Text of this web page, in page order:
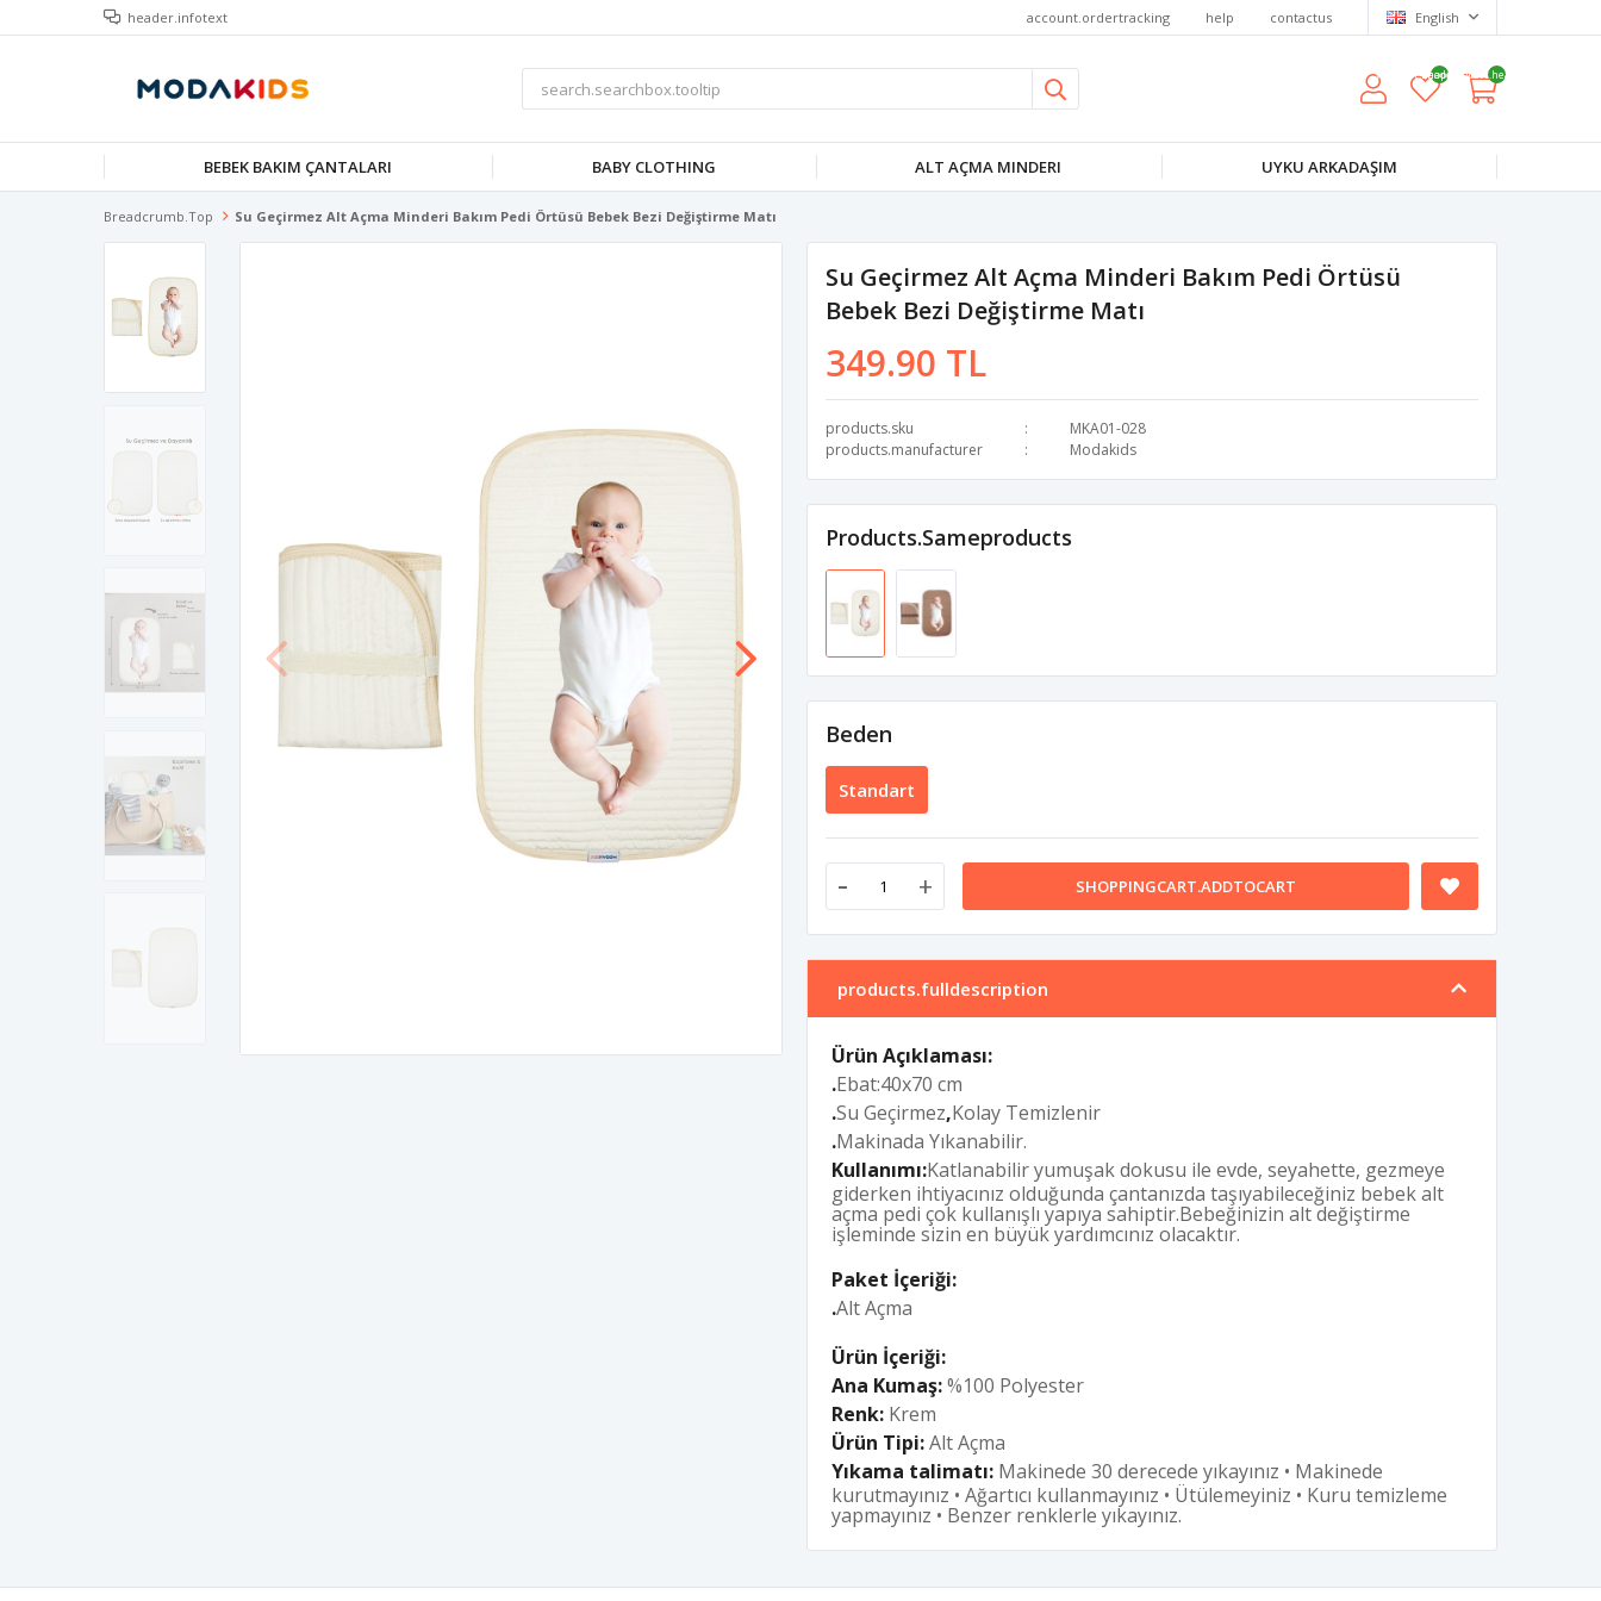
header.infotext account.ordertracking help contactus English
wishlist.headerquantity
shoppingcart.headerquantity
BEBEK BAKIM ÇANTALARI BABY CLOTHING ALT AÇMA MINDERI UYKU ARKADAŞIM
Breadcrumb.top Su Geçirmez Alt Açma Minderi Bakım Pedi Örtüsü Bebek Bezi Değiştirme Matı
Su Geçirmez Alt Açma Minderi Bakım Pedi Örtüsü
Bebek Bezi Değiştirme Matı
349.90 TL
products.sku
MKA01-028
products.manufacturer
Modakids
Products.sameproducts
Beden
Standart
- + SHOPPINGCART.ADDTOCART
products.fulldescription
Ürün Açıklaması:
.Ebat:40x70 cm
.Su Geçirmez,Kolay Temizlenir
.Makinada Yıkanabilir.
Kullanımı:Katlanabilir yumuşak dokusu ile evde, seyahette, gezmeye
giderken ihtiyacınız olduğunda çantanızda taşıyabileceğiniz bebek alt
açma pedi çok kullanışlı yapıya sahiptir.Bebeğinizin alt değiştirme
işleminde sizin en büyük yardımcınız olacaktır.
Paket İçeriği:
.Alt Açma
Ürün İçeriği:
Ana Kumaş:%100 Polyester
Renk: Krem
Ürün Tipi:Alt Açma
Yıkama talimatı: Makinede 30 derecede yıkayınız • Makinede
kurutmayınız • Ağartıcı kullanmayınız • Ütülemeyiniz • Kuru temizleme
yapmayınız • Benzer renklerle yıkayınız.